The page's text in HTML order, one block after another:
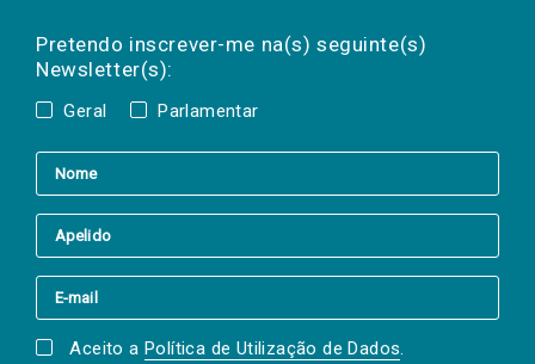
Pretendo inscrever-me na(s) seguinte(s)
Newsletter(s):
Geral Parlamentar
a(s) newsletter(s).
mail
Aceito a Política de Utilização de Dados.